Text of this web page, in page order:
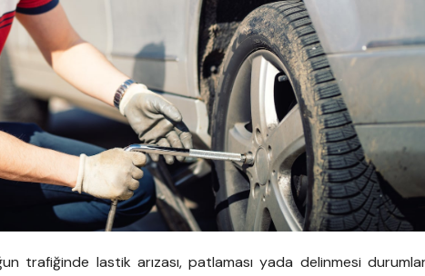
trafiğinde lastik arızası, patlaması yada delinmesi